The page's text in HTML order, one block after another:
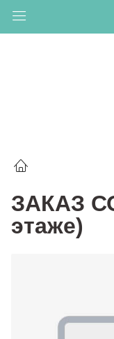
ЗАКАЗ
этаже)